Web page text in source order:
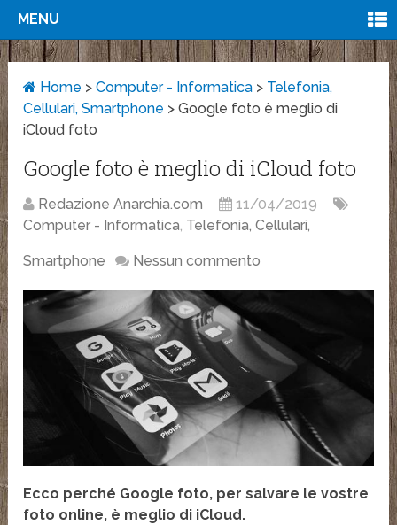
MENU
Home >Computer - Informatica > Telefonia,
Cellulari, Smartphone >Google foto è meglio di
iCloud foto
Google foto è meglio di iCloud foto
Redazione Anarchia.com
11/04/2019
Computer - Informatica, Telefonia, Cellulari,
Smartphone Nessun commento
Ecco perché Google foto, per salvare le vostre
foto online, è meglio di iCloud.